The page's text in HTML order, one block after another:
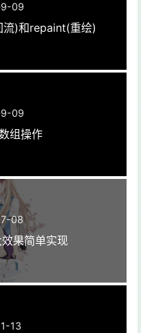
09
)和repaint(重绘)
09
组操作
08
果简单实现
13